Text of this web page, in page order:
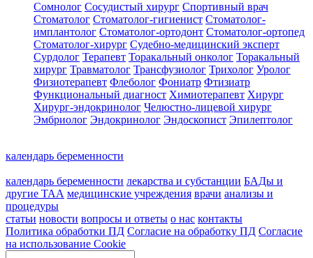
Сомнолог Сосудистый хирург Спортивный врач
Стоматолог Стоматолог-гигиенист Стоматолог-
имплантолог Стоматолог-ортодонт Стоматолог-ортопед
Стоматолог-хирург Судебно-медицинский эксперт
Сурдолог Терапевт Торакальный онколог Торакальный
хирург Травматолог Трансфузиолог Трихолог Уролог
Физиотерапевт Флеболог Фониатр Фтизиатр
Функциональный диагност Химиотерапевт Хирург
Хирург-эндокринолог Челюстно-лицевой хирург
Эмбриолог Эндокринолог Эндоскопист Эпилептолог
календарь беременности
календарь беременности лекарства и субстанции БАДы и
другие ТАА медицинские учреждения врачи анализы и
процедуры
статьи новости вопросы и ответы о нас контакты
Политика обработки ПД Согласие на обработку ПД Согласие
на использование Cookie